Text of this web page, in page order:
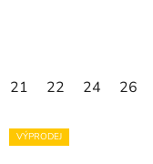
21 22 24 26
VÝPRODEJ